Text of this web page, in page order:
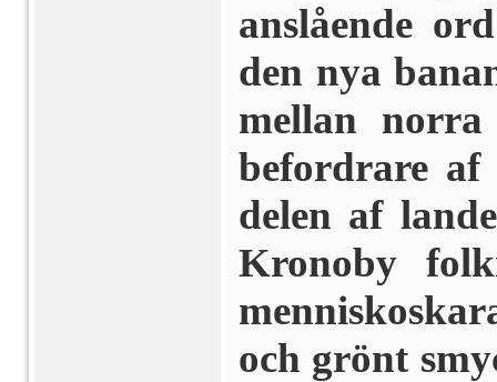
anslå­ende
den nya
mellan
befordrare
delen af
Kronoby
och grönt